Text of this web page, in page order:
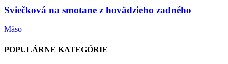
Sviečková na smotane z hovädzieho zadného
Mäso
POPULÁRNE KATEGÓRIE